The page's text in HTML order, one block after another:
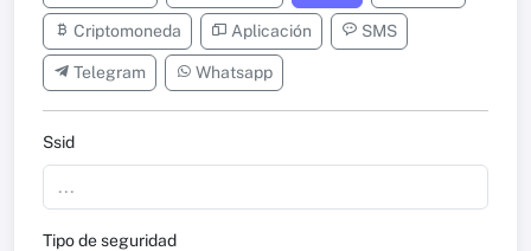
Criptomoneda Aplicación SMS
Telegram Whatsapp
Ssid
Tipo de seguridad